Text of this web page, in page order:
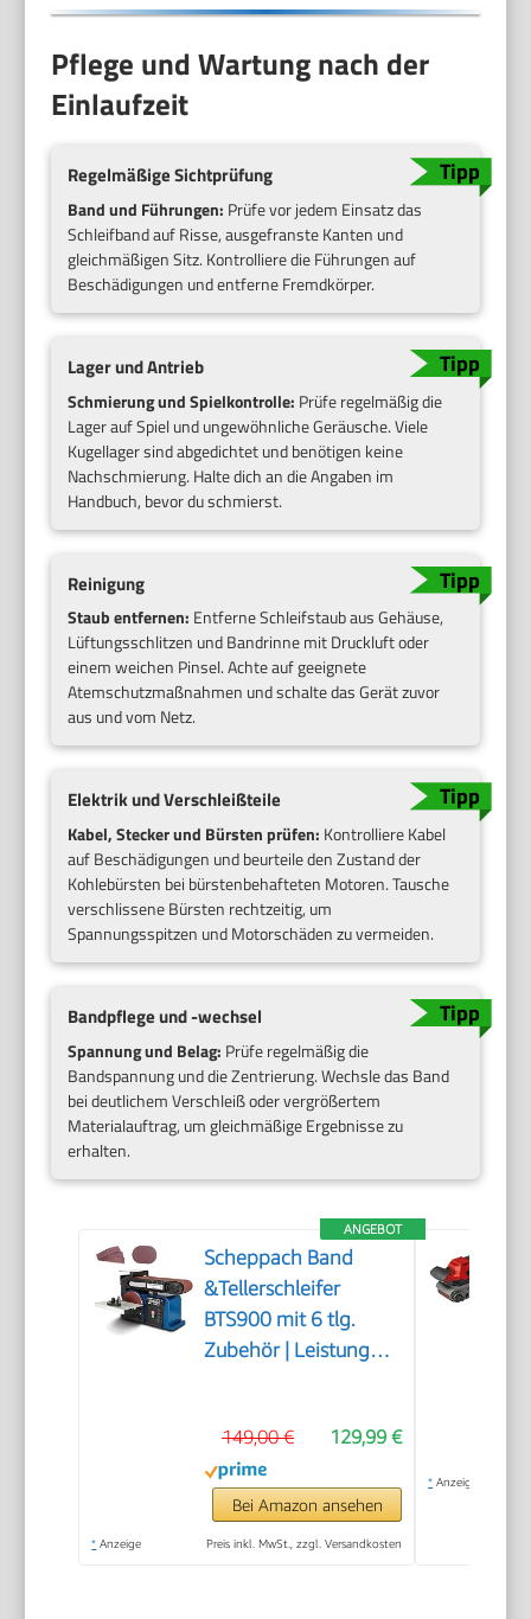
Pflege und Wartung nach der
Einlaufzeit
Regelmäßige Sichtprüfung
Band und Führungen: Prüfe vor jedem Einsatz das
Schleifband auf Risse, ausgefranste Kanten und
gleichmäßigen Sitz. Kontrolliere die Führungen auf
Beschädigungen und entferne Fremdkörper.
Lager und Antrieb
Schmierung und Spielkontrolle: Prüfe regelmäßig die
Lager auf Spiel und ungewöhnliche Geräusche. Viele
Kugellager sind abgedichtet und benötigen keine
Nachschmierung. Halte dich an die Angaben im
Handbuch, bevor du schmierst.
Reinigung
Staub entfernen: Entferne Schleifstaub aus Gehäuse,
Lüftungsschlitzen und Bandrinne mit Druckluft oder
einem weichen Pinsel. Achte auf geeignete
Atemschutzmaßnahmen und schalte das Gerät zuvor
aus und vom Netz.
Elektrik und Verschleißteile
Kabel, Stecker und Bürsten prüfen: Kontrolliere Kabel
auf Beschädigungen und beurteile den Zustand der
Kohlebürsten bei bürstenbehafteten Motoren. Tausche
verschlissene Bürsten rechtzeitig, um
Spannungsspitzen und Motorschäden zu vermeiden.
Bandpflege und -wechsel
Spannung und Belag: Prüfe regelmäßig die
Bandspannung und die Zentrierung. Wechsle das Band
bei deutlichem Verschleiß oder vergrößertem
Materialauftrag, um gleichmäßige Ergebnisse zu
erhalten.
ANGEBOT
Scheppach Band
&Tellerschleifer
BTS900 mit 6 tlg.
Zubehör | Leistung
Schleifbandlänge/-
breite 915x100mm |
Tischneigung 0°–45° |
Gussmaterial-
129,99 €
149,00 €
Bei Amazon ansehen
* Anzeige Preis inkl. MwSt., zzgl. Versandkosten
* Anzeige